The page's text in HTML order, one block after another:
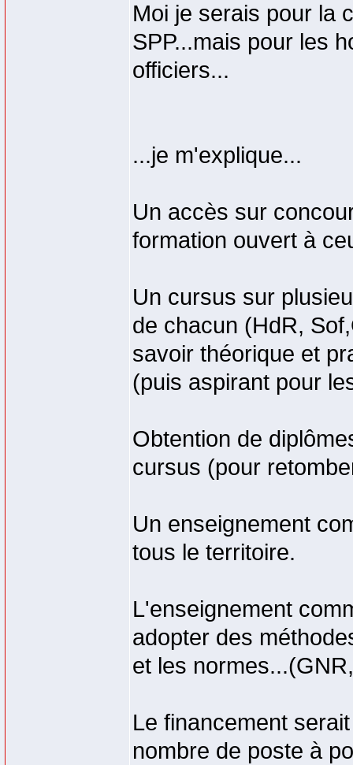
Moi je serais pour la
SPP...mais pour les
officiers...
...je m'explique...
Un accès sur
formation ouvert à
Un cursus sur
de chacun (HdR,
savoir théorique et
(puis aspirant pour
Obtention de
cursus (pour
Un enseignement
tous le territoire.
L'enseignement
adopter des
et les
Le financement
nombre de poste à